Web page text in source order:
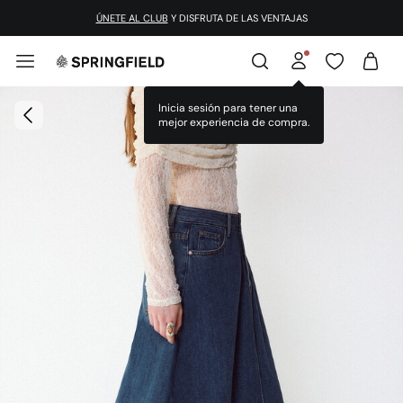
ÚNETE AL CLUB Y DISFRUTA DE LAS VENTAJAS
Inicia sesión para tener una
mejor experiencia de compra.